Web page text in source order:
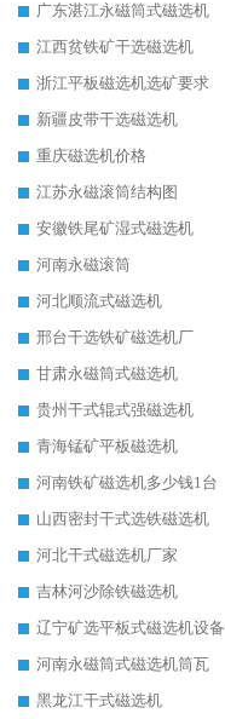
广东湛江永磁筒式磁选机
江西贫铁矿干选磁选机
浙江平板磁选机选矿要求
新疆皮带干选磁选机
重庆磁选机价格
江苏永磁滚筒结构图
安徽铁尾矿湿式磁选机
河南永磁滚筒
河北顺流式磁选机
邢台干选铁矿磁选机厂
甘肃永磁筒式磁选机
贵州干式辊式强磁选机
青海锰矿平板磁选机
河南铁矿磁选机多少钱1台
山西密封干式选铁磁选机
河北干式磁选机厂家
吉林河沙除铁磁选机
辽宁矿选平板式磁选机设备
河南永磁筒式磁选机筒瓦
黑龙江干式磁选机